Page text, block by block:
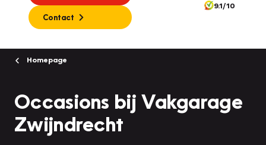
Contact
9.1/10
Homepage
Occasions bij Vakgarage
Zwijndrecht